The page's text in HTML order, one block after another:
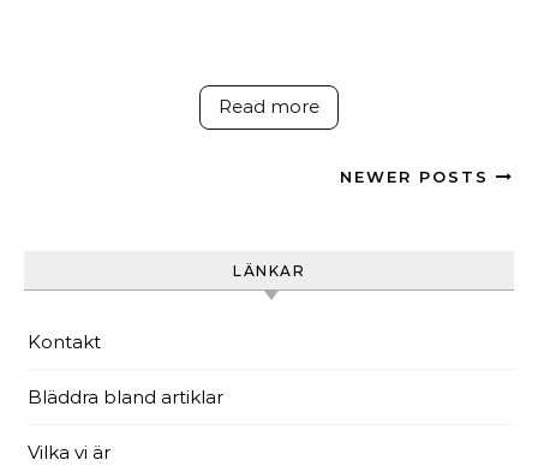
Read more
NEWER POSTS
LÄNKAR
Kontakt
Bläddra bland artiklar
Vilka vi är